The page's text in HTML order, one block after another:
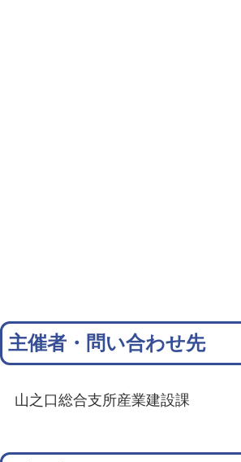
主催者・問い合わせ先
山之口総合支所産業建設課